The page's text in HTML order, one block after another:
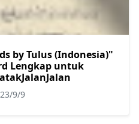
by Tulus (Indonesia)"
Lengkap untuk
9/9